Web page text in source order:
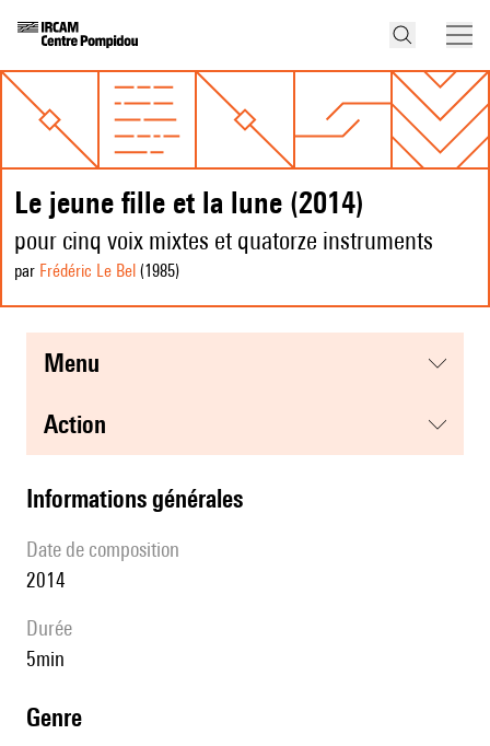
Le jeune fille et la lune (2014)
pour cinq voix mixtes et quatorze instruments
par Frédéric Le Bel (1985)
menu
action
informations générales
date de composition
2014
durée
5min
genre